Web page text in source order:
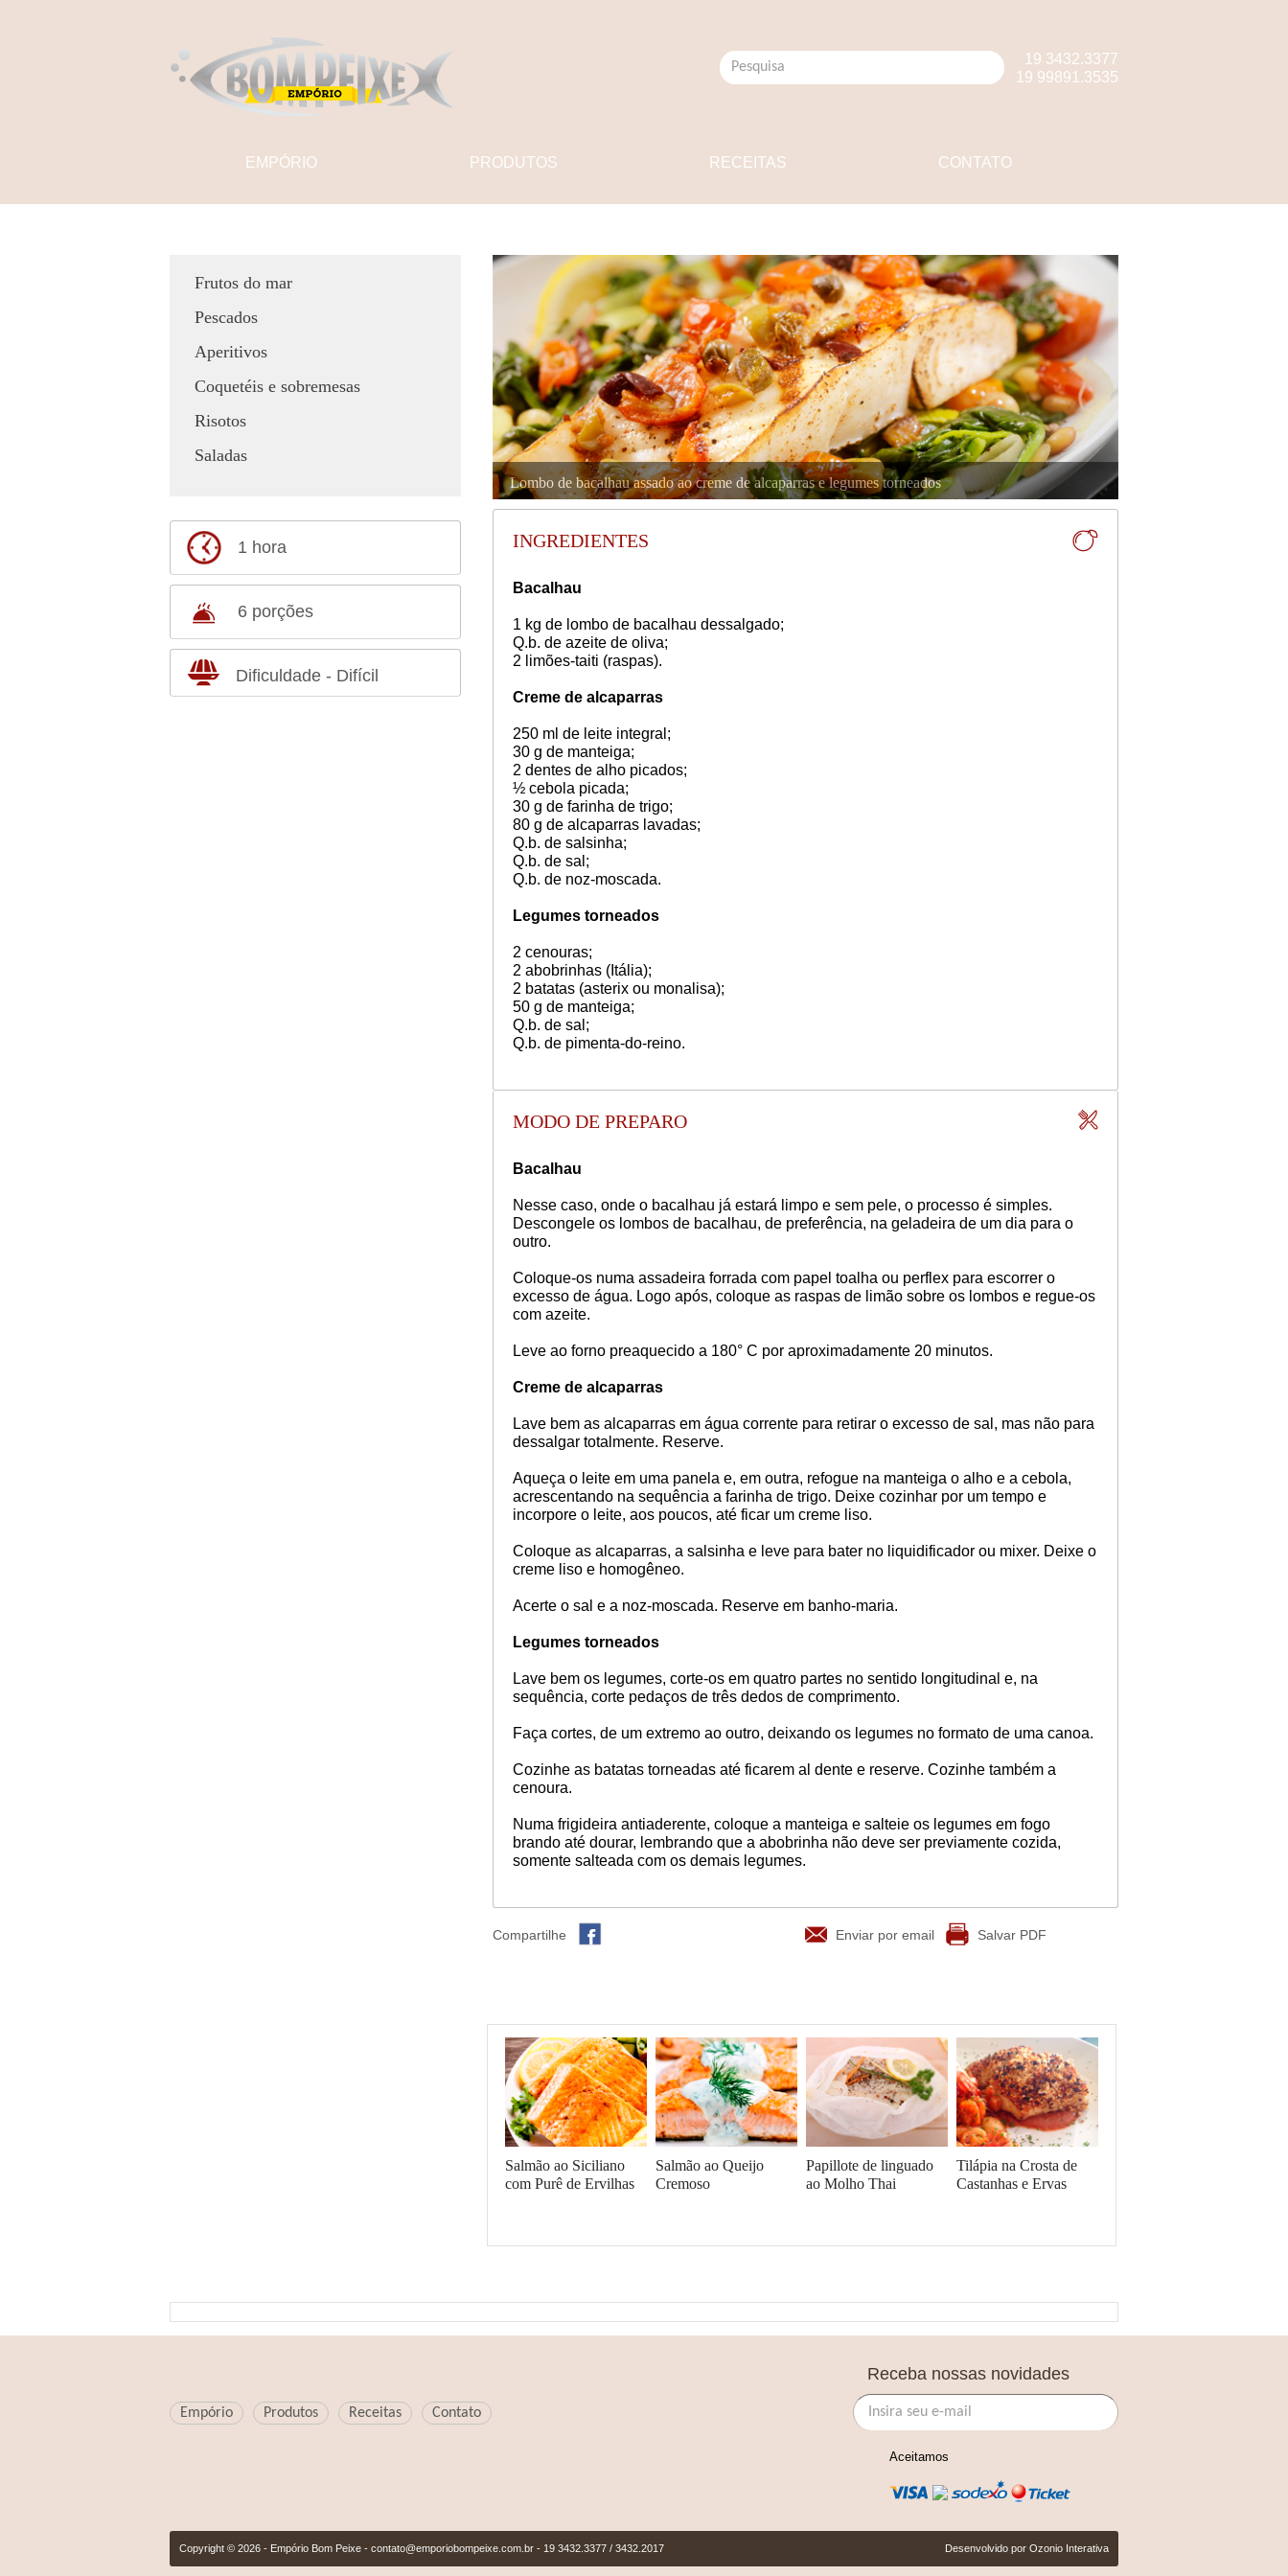
19 3432.3377
19 99891.3535
EMPÓRIO PRODUTOS RECEITAS CONTATO
Frutos do mar
Pescados
Aperitivos
Coquetéis e sobremesas
Risotos
Saladas
1 hora
6 porções
Dificuldade - Difícil
Lombo de bacalhau assado ao creme de alcaparras e legumes torneados
INGREDIENTES
Bacalhau
1 kg de lombo de bacalhau dessalgado;
Q.b. de azeite de oliva;
2 limões-taiti (raspas).
Creme de alcaparras
250 ml de leite integral;
30 g de manteiga;
2 dentes de alho picados;
½ cebola picada;
30 g de farinha de trigo;
80 g de alcaparras lavadas;
Q.b. de salsinha;
Q.b. de sal;
Q.b. de noz-moscada.
Legumes torneados
2 cenouras;
2 abobrinhas (Itália);
2 batatas (asterix ou monalisa);
50 g de manteiga;
Q.b. de sal;
Q.b. de pimenta-do-reino.
MODO DE PREPARO
Bacalhau
Nesse caso, onde o bacalhau já estará limpo e sem pele, o processo é simples.
Descongele os lombos de bacalhau, de preferência, na geladeira de um dia para o
outro.
Coloque-os numa assadeira forrada com papel toalha ou perflex para escorrer o
excesso de água. Logo após, coloque as raspas de limão sobre os lombos e regue-os
com azeite.
Leve ao forno preaquecido a 180° C por aproximadamente 20 minutos.
Creme de alcaparras
Lave bem as alcaparras em água corrente para retirar o excesso de sal, mas não para
dessalgar totalmente. Reserve.
Aqueça o leite em uma panela e, em outra, refogue na manteiga o alho e a cebola,
acrescentando na sequência a farinha de trigo. Deixe cozinhar por um tempo e
incorpore o leite, aos poucos, até ficar um creme liso.
Coloque as alcaparras, a salsinha e leve para bater no liquidificador ou mixer. Deixe o
creme liso e homogêneo.
Acerte o sal e a noz-moscada. Reserve em banho-maria.
Legumes torneados
Lave bem os legumes, corte-os em quatro partes no sentido longitudinal e, na
sequência, corte pedaços de três dedos de comprimento.
Faça cortes, de um extremo ao outro, deixando os legumes no formato de uma canoa.
Cozinhe as batatas torneadas até ficarem al dente e reserve. Cozinhe também a
cenoura.
Numa frigideira antiaderente, coloque a manteiga e salteie os legumes em fogo
brando até dourar, lembrando que a abobrinha não deve ser previamente cozida,
somente salteada com os demais legumes.
Compartilhe Enviar por email Salvar PDF
Salmão ao Siciliano
com Purê de Ervilhas
Salmão ao Queijo
Cremoso
Papillote de linguado
ao Molho Thai
Tilápia na Crosta de
Castanhas e Ervas
Empório Produtos Receitas Contato
Receba nossas novidades
Aceitamos
Copyright © 2026 - Empório Bom Peixe - contato@emporiobompeixe.com.br - 19 3432.3377 / 3432.2017 Desenvolvido por Ozonio Interativa